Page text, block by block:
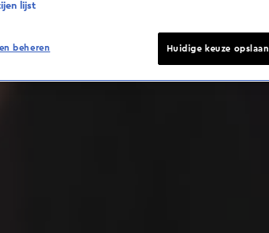
lijst
beheren Huidige keuze opslaan